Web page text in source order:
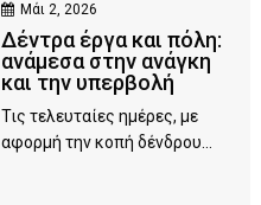
Μάι 2, 2026
Δέντρα έργα και πόλη:
ανάμεσα στην ανάγκη
και την υπερβολή
Τις τελευταίες ημέρες, με
αφορμή την κοπή δένδρου...